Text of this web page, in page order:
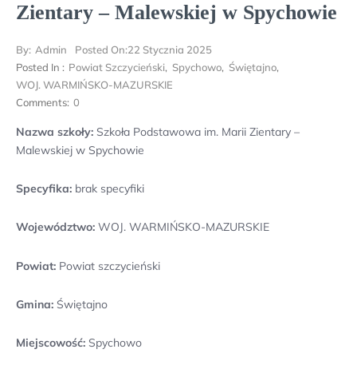
Zientary – Malewskiej w Spychowie
By: Admin Posted On:22 Stycznia 2025
Posted In : Powiat Szczycieński, Spychowo, Świętajno,
WOJ. WARMIŃSKO-MAZURSKIE
Comments: 0
Nazwa szkoły: Szkoła Podstawowa im. Marii Zientary –
Malewskiej w Spychowie
Specyfika: brak specyfiki
Województwo: WOJ. WARMIŃSKO-MAZURSKIE
Powiat: Powiat szczycieński
Gmina: Świętajno
Miejscowość: Spychowo